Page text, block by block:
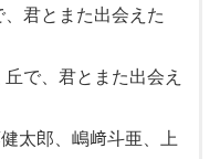
君とまた出会えた
で、君とまた出会え
太郎、嶋﨑斗亜、上